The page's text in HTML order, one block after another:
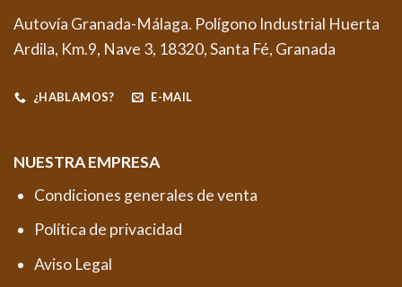
Autovía Granada-Málaga. Polígono Industrial Huerta
Ardila, Km.9, Nave 3, 18320, Santa Fé, Granada
¿HABLAMOS? E-MAIL
NUESTRA EMPRESA
Condiciones generales de venta
Política de privacidad
Aviso Legal